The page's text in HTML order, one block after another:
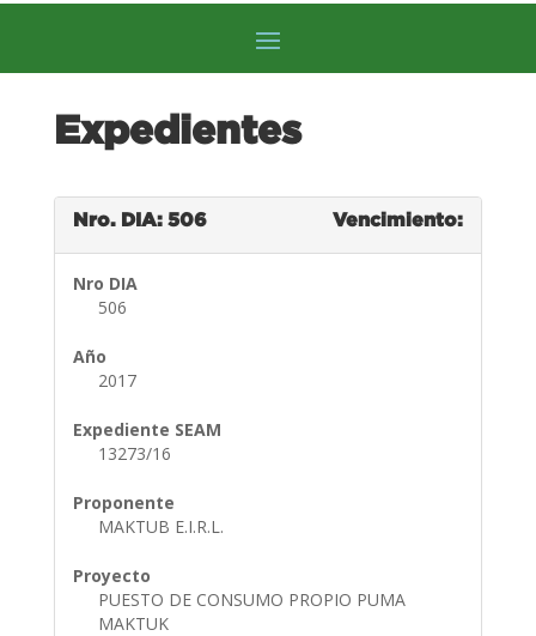
Expedientes
Nro. DIA: 506 Vencimiento:
Nro DIA
506
Año
2017
Expediente SEAM
13273/16
Proponente
MAKTUB E.I.R.L.
Proyecto
PUESTO DE CONSUMO PROPIO PUMA
MAKTUK